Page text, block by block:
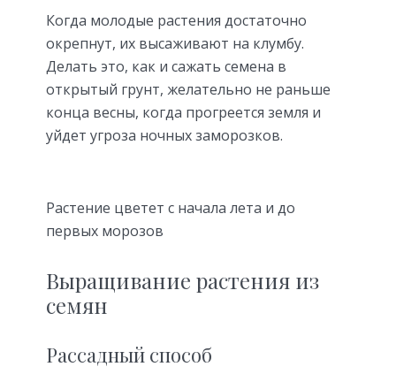
Когда молодые растения достаточно
окрепнут, их высаживают на клумбу.
Делать это, как и сажать семена в
открытый грунт, желательно не раньше
конца весны, когда прогреется земля и
уйдет угроза ночных заморозков.
Растение цветет с начала лета и до
первых морозов
Выращивание растения из
семян
Рассадный способ